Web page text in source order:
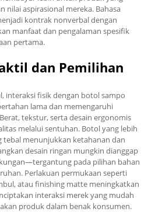
nilai aspirasional mereka. Bahasa
kontrak nonverbal dengan
manfaat dan pengalaman spesifik
pertama.
dan Pemilihan
interaksi fisik dengan botol sampo
lama dan memengaruhi
tekstur, serta desain ergonomis
melalui sentuhan. Botol yang lebih
tebal menunjukkan ketahanan dan
desain ringan mungkin dianggap
pada pilihan bahan
Perlakuan permukaan seperti
atau finishing matte meningkatkan
interaksi merek yang mudah
produk dalam benak konsumen.